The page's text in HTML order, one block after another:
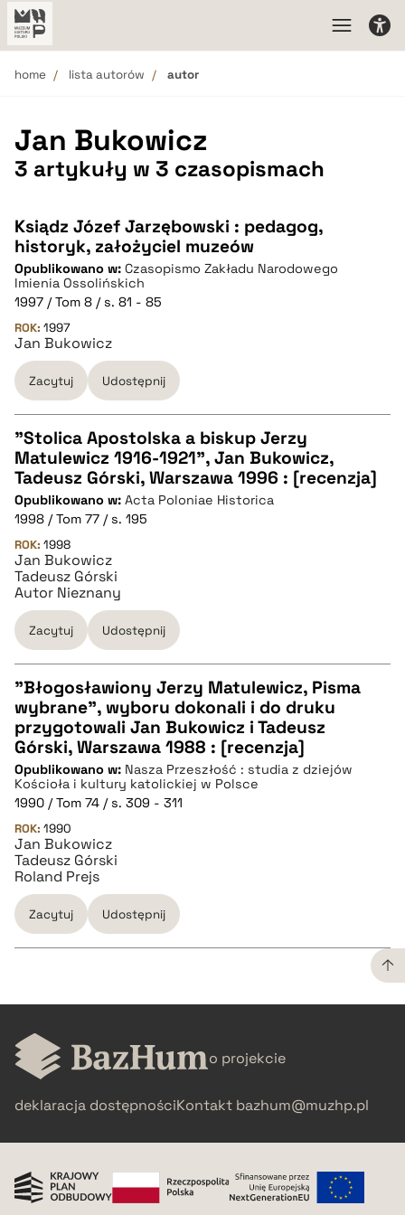
home lista autorów autor
Jan Bukowicz
3 artykuły w 3 czasopismach
Ksiądz Józef Jarzębowski : pedagog,
historyk, założyciel muzeów
Opublikowano w: Czasopismo Zakładu Narodowego
Imienia Ossolińskich
1997 / Tom 8 / s. 81 - 85
ROK: 1997
Jan Bukowicz
Zacytuj Udostępnij
CZYSTY TEKST
pobierz cytat
BIBTEX
pobierz cytat
"Stolica Apostolska a biskup Jerzy
Matulewicz 1916-1921", Jan Bukowicz,
Tadeusz Górski, Warszawa 1996 : [recenzja]
Opublikowano w: Acta Poloniae Historica
1998 / Tom 77 / s. 195
ROK: 1998
Jan Bukowicz
Tadeusz Górski
Autor Nieznany
Zacytuj Udostępnij
CZYSTY TEKST
pobierz cytat
BIBTEX
pobierz cytat
"Błogosławiony Jerzy Matulewicz, Pisma
wybrane", wyboru dokonali i do druku
przygotowali Jan Bukowicz i Tadeusz
Górski, Warszawa 1988 : [recenzja]
Opublikowano w: Nasza Przeszłość : studia z dziejów
Kościoła i kultury katolickiej w Polsce
1990 / Tom 74 / s. 309 - 311
ROK: 1990
Jan Bukowicz
Tadeusz Górski
Roland Prejs
Zacytuj Udostępnij
CZYSTY TEKST
pobierz cytat
BIBTEX
o projekcie
deklaracja dostępnościKontakt bazhum@muzhp.pl